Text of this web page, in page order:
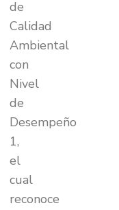
de
Calidad
Ambiental
con
Nivel
de
Desempeño
1,
el
cual
reconoce